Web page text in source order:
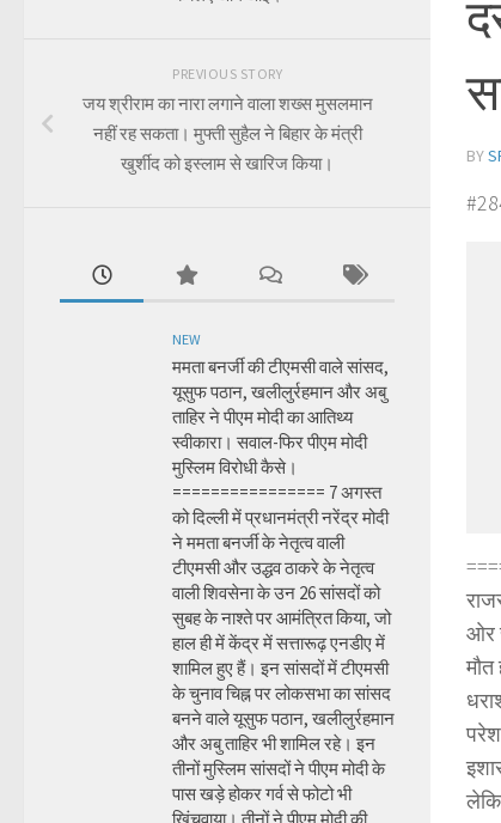
BY
ओर
PREVIOUS STORY
जय श्रीराम का नारा लगाने वाला शख्स मुसलमान
नहीं रह सकता। मुफ्ती सुहैल ने बिहार के मंत्री
खुर्शीद को इस्लाम से खारिज किया।
NEW
ममता बनर्जी की टीएमसी वाले सांसद,
यूसुफ पठान, खलीलुर्रहमान और अबु
ताहिर ने पीएम मोदी का आतिथ्य
स्वीकारा। सवाल-फिर पीएम मोदी
मुस्लिम विरोधी कैसे।
================ 7 अगस्त
को दिल्ली में प्रधानमंत्री नरेंद्र मोदी
ने ममता बनर्जी के नेतृत्व वाली
टीएमसी और उद्धव ठाकरे के नेतृत्व
वाली शिवसेना के उन 26 सांसदों को
सुबह के नाश्ते पर आमंत्रित किया, जो
हाल ही में केंद्र में सत्तारूढ़ एनडीए में
शामिल हुए हैं। इन सांसदों में टीएमसी
के चुनाव चिह्न पर लोकसभा का सांसद
बनने वाले यूसुफ पठान, खलीलुर्रहमान
और अबु ताहिर भी शामिल रहे। इन
तीनों मुस्लिम सांसदों ने पीएम मोदी के
पास खड़े होकर गर्व से फोटो भी